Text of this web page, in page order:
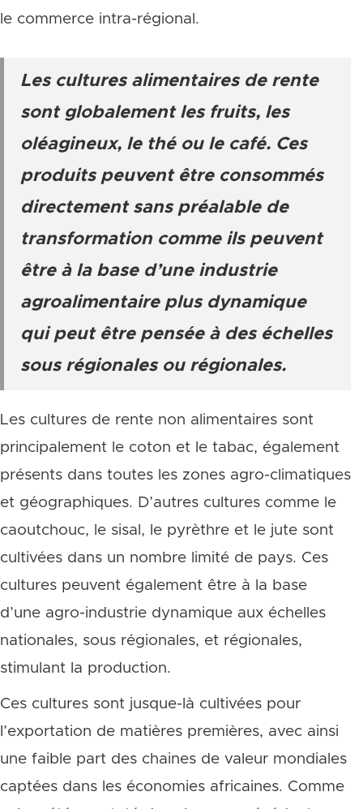
le commerce intra-régional.
Les cultures alimentaires de rente
sont globalement les fruits, les
oléagineux, le thé ou le café. Ces
produits peuvent être consommés
directement sans préalable de
transformation comme ils peuvent
être à la base d’une industrie
agroalimentaire plus dynamique
qui peut être pensée à des échelles
sous régionales ou régionales.
Les cultures de rente non alimentaires sont
principalement le coton et le tabac, également
présents dans toutes les zones agro-climatiques
et géographiques. D’autres cultures comme le
caoutchouc, le sisal, le pyrèthre et le jute sont
cultivées dans un nombre limité de pays. Ces
cultures peuvent également être à la base
d’une agro-industrie dynamique aux échelles
nationales, sous régionales, et régionales,
stimulant la production.
Ces cultures sont jusque-là cultivées pour
l’exportation de matières premières, avec ainsi
une faible part des chaines de valeur mondiales
captées dans les économies africaines. Comme